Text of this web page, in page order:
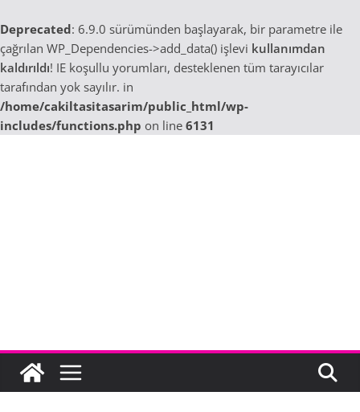
Deprecated: 6.9.0 sürümünden başlayarak, bir parametre ile
çağrılan WP_Dependencies->add_data() işlevi kullanımdan
kaldırıldı! IE koşullu yorumları, desteklenen tüm tarayıcılar
tarafından yok sayılır. in
/home/cakiltasitasarim/public_html/wp-
includes/functions.php on line 6131